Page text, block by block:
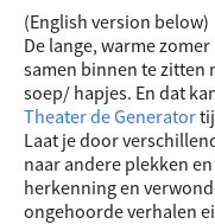
(English version below)
De lange, warme
samen binnen te zitten
soep/ hapjes. En dat
Theater de Generator
Laat je door
naar andere plekken
herkenning en
ongehoorde verhalen